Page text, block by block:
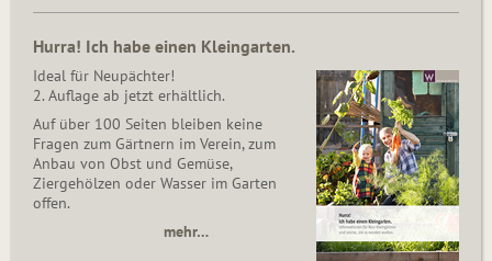
Hurra! Ich habe einen Kleingarten.
Ideal für Neupächter!
2. Auflage ab jetzt erhältlich.
Auf über 100 Seiten bleiben keine
Fragen zum Gärtnern im Verein, zum
Anbau von Obst und Gemüse,
Ziergehölzen oder Wasser im Garten
offen.
mehr…